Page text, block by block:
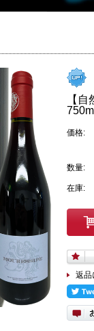
【
750ml
価格:
数量:
在庫:
返品